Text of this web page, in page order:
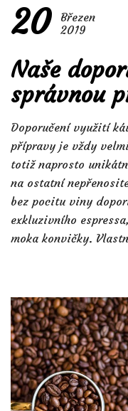
20
Březen
2019
Naše
správnou
Doporučení využití
přípravy je vždy
totiž naprosto
na ostatní
bez pocitu viny
exkluzivního
moka konvičky.